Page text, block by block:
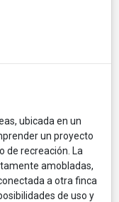
ubicada en un
un proyecto
de recreación. La
amobladas,
a otra finca
de uso y